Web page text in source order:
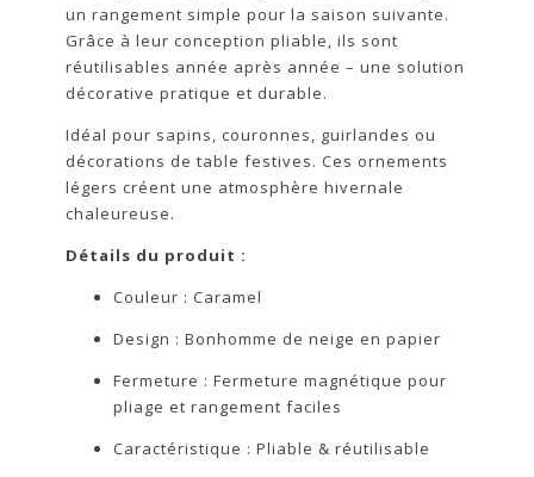
un rangement simple pour la saison suivante.
Grâce à leur conception pliable, ils sont
réutilisables année après année – une solution
décorative pratique et durable.
Idéal pour sapins, couronnes, guirlandes ou
décorations de table festives. Ces ornements
légers créent une atmosphère hivernale
chaleureuse.
Détails du produit :
Couleur : Caramel
Design : Bonhomme de neige en papier
Fermeture : Fermeture magnétique pour
pliage et rangement faciles
Caractéristique : Pliable & réutilisable